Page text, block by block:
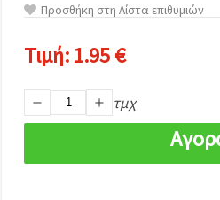
συμφωνήσετε
όλα τα
cookies
προτιμήσεις
Προσθήκη στη Λίστα επιθυμιών
Τιμή:1.95 €
τμχ